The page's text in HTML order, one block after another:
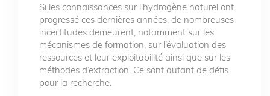
Si les connaissances sur l’hydrogène naturel ont
progressé ces dernières années, de nombreuses
incertitudes demeurent, notamment sur les
mécanismes de formation, sur l’évaluation des
ressources et leur exploitabilité ainsi que sur les
méthodes d’extraction. Ce sont autant de défis
pour la recherche.